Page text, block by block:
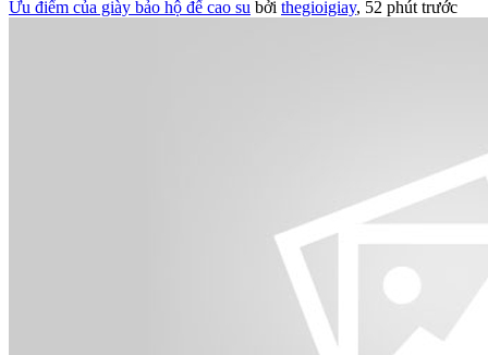
Ưu điểm của giày bảo hộ đế cao su bởi thegioigiay, 52 phút trước